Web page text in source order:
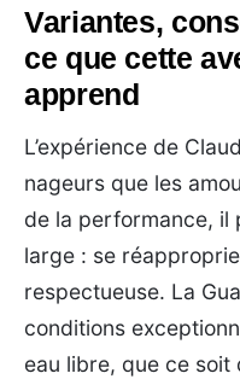
Variantes,
ce que cette
apprend
L’expérience de
nageurs que les
de la performance, il
large : se
respectueuse. La
conditions
eau libre, que ce soit